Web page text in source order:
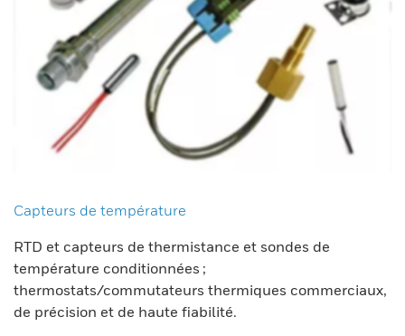
Capteurs de température
RTD et capteurs de thermistance et sondes de
température conditionnées ;
thermostats/commutateurs thermiques commerciaux,
de précision et de haute fiabilité.